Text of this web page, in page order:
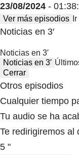
23/08/2024 -
Ver más episodios
Noticias en 3′
Noticias en 3′
Noticias en 3′
Cerrar
Otros episodios
Cualquier tiempo
Tu audio se ha
Te redirigiremos al
5 "